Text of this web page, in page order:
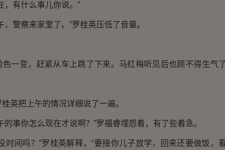
有什么事儿你说。”
警察来家里了。”罗桂英压低了音量。
变，赶紧从车上跳了下来。马红梅听见后也顾不得生气
把上午的情况详细说了一遍。
事你怎么现在才说啊？”罗福睿埋怨着，有了些着急。
间吗？”罗桂英解释，“要接你儿子放学，回来还要做饭，